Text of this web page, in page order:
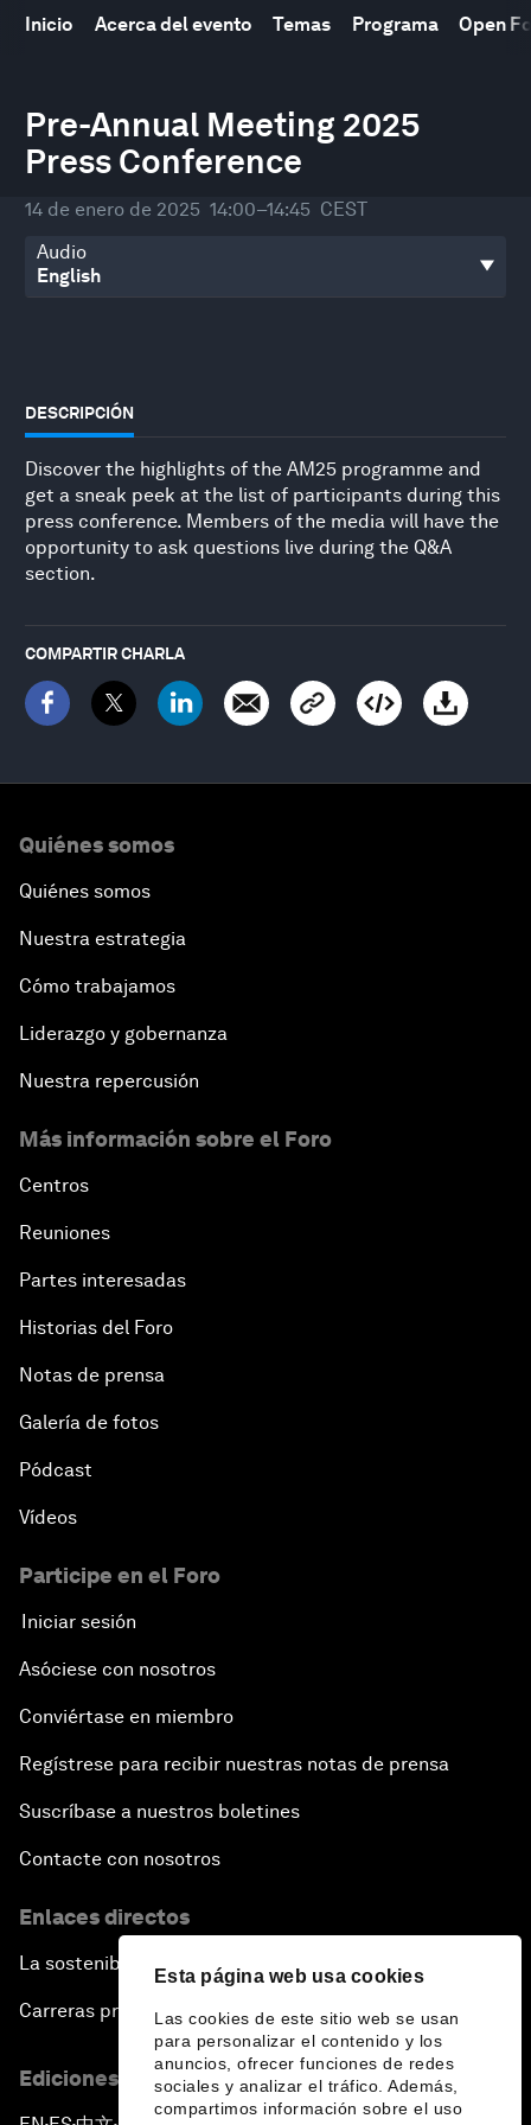
Esta página web usa cookies
Las cookies de este sitio web se usan
para personalizar el contenido y los
anuncios, ofrecer funciones de redes
sociales y analizar el tráfico. Además,
compartimos información sobre el uso
Inicio Acerca del evento Temas Programa Open
Pre-Annual Meeting 2025
Press Conference
14 de enero de 2025 14:00–14:45 CEST
Audio
DESCRIPCIÓN
Discover the highlights of the AM25 programme and
get a sneak peek at the list of participants during this
press conference. Members of the media will have the
opportunity to ask questions live during the Q&A
section.
COMPARTIR CHARLA
seconds
of
40
minutes,
seconds
Quiénes somos
Quiénes somos
Nuestra estrategia
Cómo trabajamos
Liderazgo y gobernanza
Nuestra repercusión
Más información sobre el Foro
Centros
Reuniones
Partes interesadas
Historias del Foro
Notas de prensa
Galería de fotos
Pódcast
Vídeos
Participe en el Foro
Iniciar sesión
Asóciese con nosotros
Conviértase en miembro
Regístrese para recibir nuestras notas de prensa
Suscríbase a nuestros boletines
Contacte con nosotros
Enlaces directos
La sostenibilidad en el Foro
Carreras profesionales
Ediciones en otros idiomas